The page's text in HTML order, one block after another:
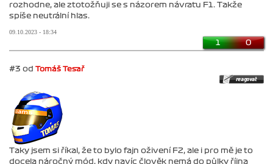
rozhodne, ale ztotožňuji se s názorem návratu F1. Takže
spíše neutrální hlas.
09.10.2023 - 18:34
1 0
#3 od Tomáš Tesař
Taky jsem si říkal, že to bylo fajn oživení F2, ale i pro mě je to
docela náročný mód, kdy navíc člověk nemá do půlky října